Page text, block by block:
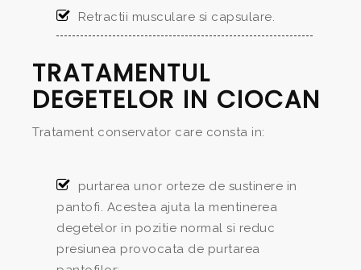
Retractii musculare si capsulare.
TRATAMENTUL
DEGETELOR IN CIOCAN
Tratament conservator care consta in:
purtarea unor orteze de sustinere in
pantofi. Acestea ajuta la mentinerea
degetelor in pozitie normal si reduc
presiunea provocata de purtarea